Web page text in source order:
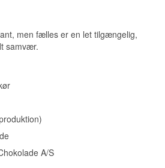
men fælles er en let tilgængelig,
samvær.
A/S